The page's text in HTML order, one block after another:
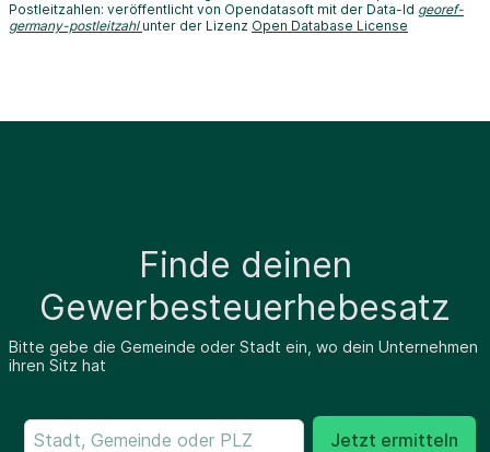
Postleitzahlen: veröffentlicht von Opendatasoft mit der Data-Id georef-
germany-postleitzahl unter der Lizenz Open Database License
Finde deinen
Gewerbesteuerhebesatz
Bitte gebe die Gemeinde oder Stadt ein, wo dein Unternehmen
ihren Sitz hat
Jetzt ermitteln